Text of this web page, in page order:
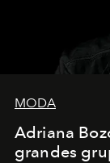
MODA
Adriana
grandes